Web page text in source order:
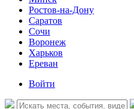
Ростов-на-Дону
Саратов
Сочи
Воронеж
Харьков
Ереван
Войти